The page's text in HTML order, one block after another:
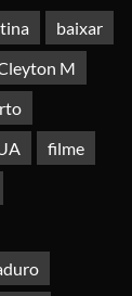
baixar
M
filme